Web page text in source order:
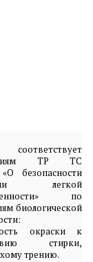
соответствует
ТР ТС
безопасности
легкой
по
биологической
окраски к
стирки,
трению.